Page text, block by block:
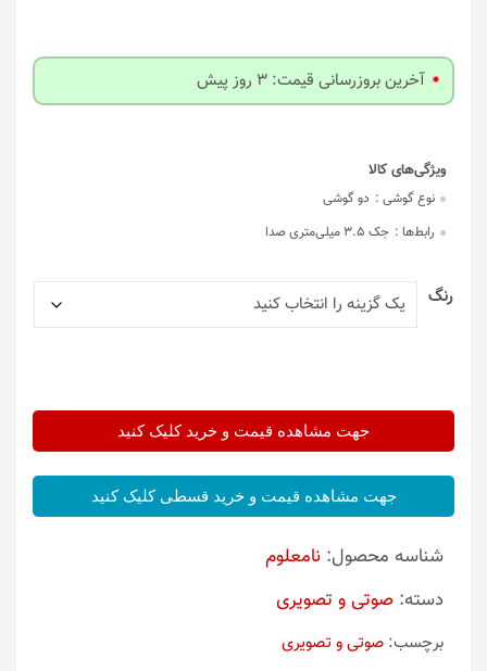
آخرین بروزرسانی قیمت: 3 روز پیش
نوع گوشی : دو گوشی
رابط‌ها : جک 3.5 میلی‌متری صدا
رنگ
جهت مشاهده قیمت و خرید کلیک کنید
جهت مشاهده قیمت و خرید قسطی کلیک کنید
شناسه محصول: نامعلوم
دسته: صوتی و تصویری
برچسب: صوتی و تصویری